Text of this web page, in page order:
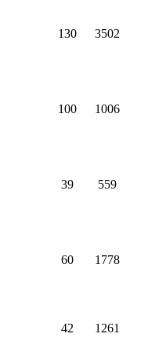
130 3502
100 1006
39 559
60 1778
42 1261